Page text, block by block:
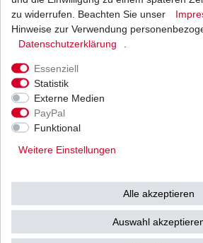
Batterie aus dem
Auslaufartikel
UVP 50,41 €
zu widerrufen. Beachten Sie unser
Hinweise zur Verwendung
Daten­schutz­erklärung
Essenziell
Statistik
Externe Medien
PayPal
Funktional
Weitere Einstellungen
Alle akzeptieren
Auswahl